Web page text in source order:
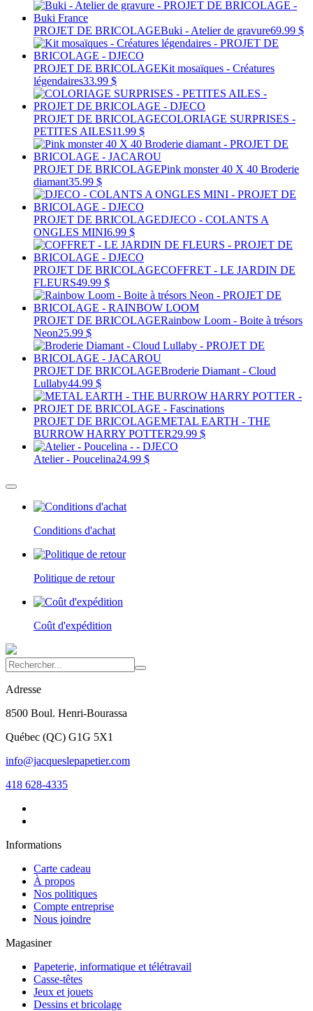
PROJET DE BRICOLAGEBuki - Atelier de gravure69.99 $
PROJET DE BRICOLAGEKit mosaïques - Créatures
légendaires33.99 $
PROJET DE BRICOLAGECOLORIAGE SURPRISES -
PETITES AILES11.99 $
PROJET DE BRICOLAGEPink monster 40 X 40 Broderie
diamant35.99 $
PROJET DE BRICOLAGEDJECO - COLANTS A
ONGLES MINI6.99 $
PROJET DE BRICOLAGECOFFRET - LE JARDIN DE
FLEURS49.99 $
PROJET DE BRICOLAGERainbow Loom - Boite à trésors
Neon25.99 $
PROJET DE BRICOLAGEBroderie Diamant - Cloud
Lullaby44.99 $
PROJET DE BRICOLAGEMETAL EARTH - THE
BURROW HARRY POTTER29.99 $
Atelier - Poucelina24.99 $
Conditions d'achat
Politique de retour
Coût d'expédition
Adresse
8500 Boul. Henri-Bourassa
Québec (QC) G1G 5X1
info@jacqueslepapetier.com
418 628-4335
Informations
Carte cadeau
À propos
Nos politiques
Compte entreprise
Nous joindre
Magasiner
Papeterie, informatique et télétravail
Casse-têtes
Jeux et jouets
Dessins et bricolage